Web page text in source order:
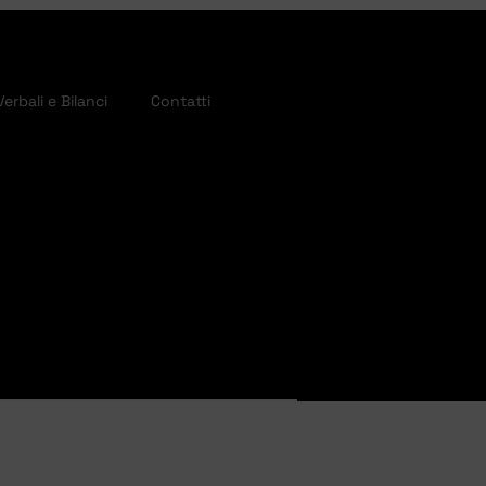
e Bilanci Contatti